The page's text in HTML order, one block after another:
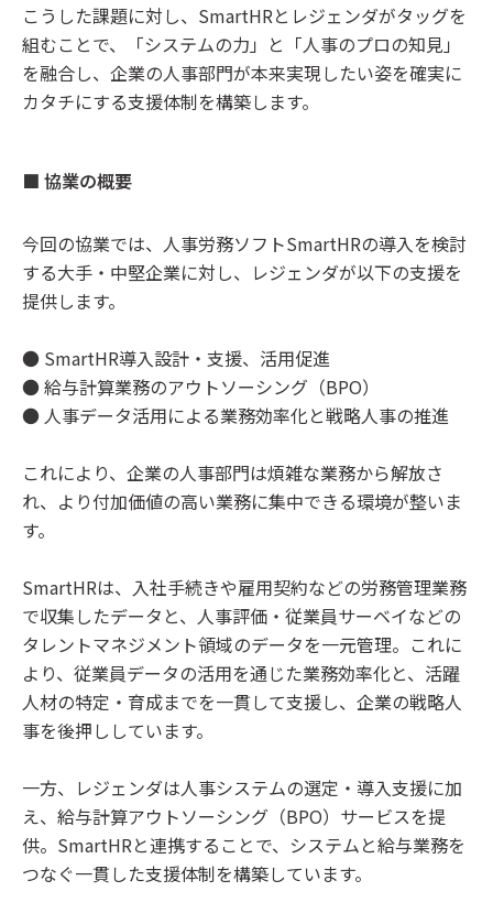
こうした課題に対し、SmartHRとレジェンダがタッグを
組むことで、「システムの力」と「人事のプロの知見」
を融合し、企業の人事部門が本来実現したい姿を確実に
カタチにする支援体制を構築します。
■ 協業の概要
今回の協業では、人事労務ソフトSmartHRの導入を検討
する大手・中堅企業に対し、レジェンダが以下の支援を
提供します。
● SmartHR導入設計・支援、活用促進
● 給与計算業務のアウトソーシング（BPO）
● 人事データ活用による業務効率化と戦略人事の推進
これにより、企業の人事部門は煩雑な業務から解放さ
れ、より付加価値の高い業務に集中できる環境が整いま
す。
SmartHRは、入社手続きや雇用契約などの労務管理業務
で収集したデータと、人事評価・従業員サーベイなどの
タレントマネジメント領域のデータを一元管理。これに
より、従業員データの活用を通じた業務効率化と、活躍
人材の特定・育成までを一貫して支援し、企業の戦略人
事を後押ししています。
一方、レジェンダは人事システムの選定・導入支援に加
え、給与計算アウトソーシング（BPO）サービスを提
供。SmartHRと連携することで、システムと給与業務を
つなぐ一貫した支援体制を構築しています。